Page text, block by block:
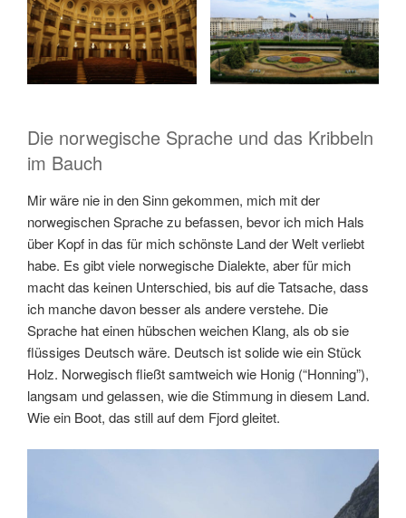
Die norwegische Sprache und das Kribbeln
im Bauch
Mir wäre nie in den Sinn gekommen, mich mit der
norwegischen Sprache zu befassen, bevor ich mich Hals
über Kopf in das für mich schönste Land der Welt verliebt
habe. Es gibt viele norwegische Dialekte, aber für mich
macht das keinen Unterschied, bis auf die Tatsache, dass
ich manche davon besser als andere verstehe. Die
Sprache hat einen hübschen weichen Klang, als ob sie
flüssiges Deutsch wäre. Deutsch ist solide wie ein Stück
Holz. Norwegisch fließt samtweich wie Honig (“Honning”),
langsam und gelassen, wie die Stimmung in diesem Land.
Wie ein Boot, das still auf dem Fjord gleitet.